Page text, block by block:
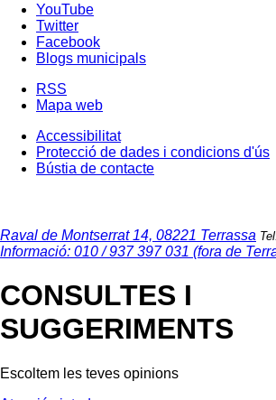
YouTube
Twitter
Facebook
Blogs municipals
RSS
Mapa web
Accessibilitat
Protecció de dades i condicions d'ús
Bústia de contacte
Raval de Montserrat 14, 08221 Terrassa
Informació: 010 / 937 397 031 (fora de
CONSULTES I
SUGGERIMENTS
Escoltem les teves opinions